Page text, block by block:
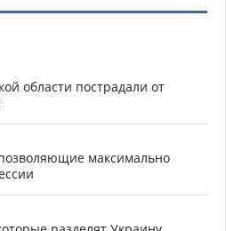
области пострадали от
максимально